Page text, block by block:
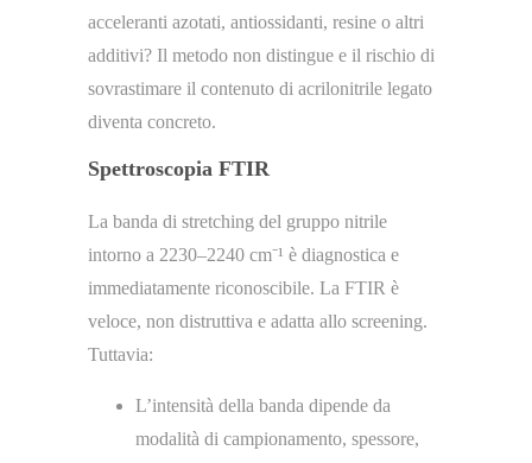
acceleranti azotati, antiossidanti, resine o altri
additivi? Il metodo non distingue e il rischio di
sovrastimare il contenuto di acrilonitrile legato
diventa concreto.
Spettroscopia FTIR
La banda di stretching del gruppo nitrile
intorno a 2230–2240 cm⁻¹ è diagnostica e
immediatamente riconoscibile. La FTIR è
veloce, non distruttiva e adatta allo screening.
Tuttavia:
L’intensità della banda dipende da
modalità di campionamento, spessore,